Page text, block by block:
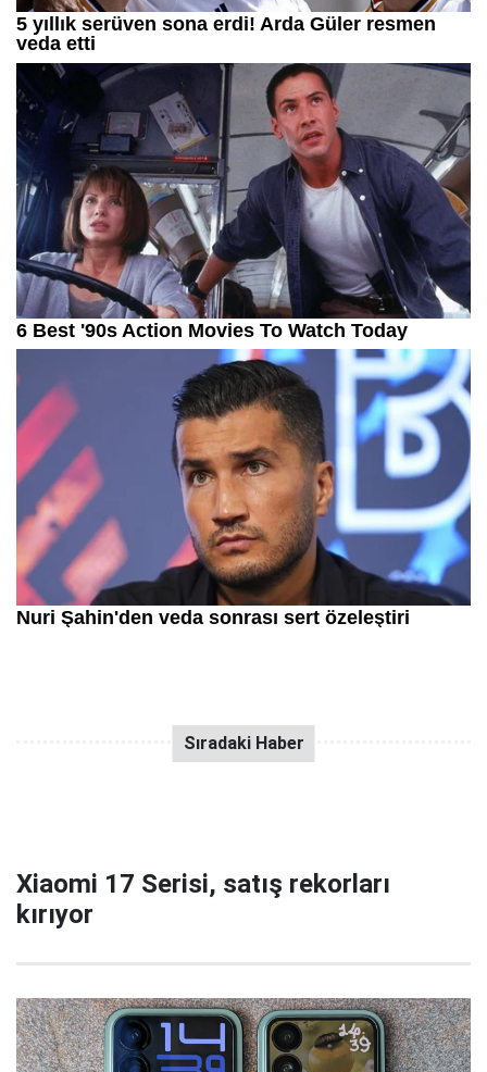
Xiaomi 17 Serisi, satış rekorları
kırıyor